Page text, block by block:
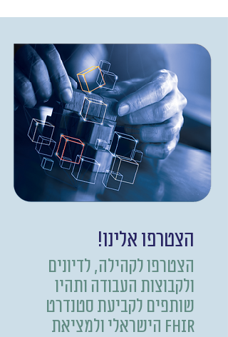
הצטרפו אלינו!
הצטרפו לקהילה, לדיונים
ולקבוצות העבודה ותהיו
שותפים לקביעת סטנדרט
FHIR הישראלי ולמציאת